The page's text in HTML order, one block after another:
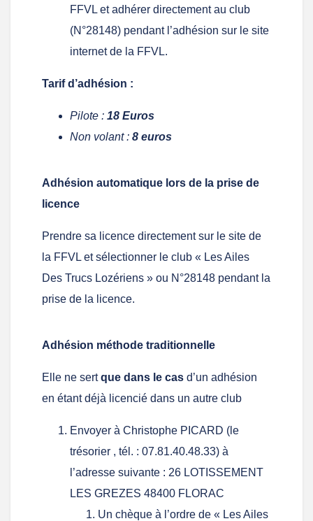
FFVL et adhérer directement au club
(N°28148) pendant l’adhésion sur le site
internet de la FFVL.
Tarif d’adhésion :
Pilote : 18 Euros
Non volant : 8 euros
Adhésion automatique lors de la prise de
licence
Prendre sa licence directement sur le site de
la FFVL et sélectionner le club « Les Ailes
Des Trucs Lozériens » ou N°28148 pendant la
prise de la licence.
Adhésion méthode traditionnelle
Elle ne sertque dans le cas d’un adhésion
en étant déjà licencié dans un autre club
Envoyer à Christophe PICARD (le
trésorier , tél. : 07.81.40.48.33) à
l’adresse suivante : 26 LOTISSEMENT
LES GREZES 48400 FLORAC
Un chèque à l’ordre de « Les Ailes